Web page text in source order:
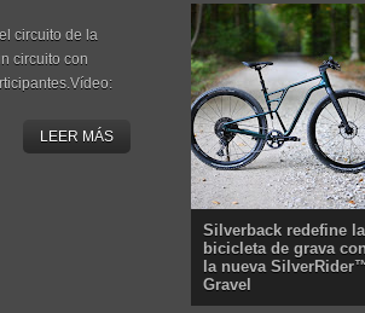
circuito de la
circuito con
LEER MÁS
Silverback redefine la
bicicleta de grava
la nueva
Gravel